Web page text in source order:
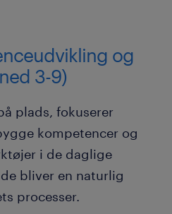
og
3-9)
plads, fokuserer
kompetencer og
i de daglige
bliver en naturlig
processer.